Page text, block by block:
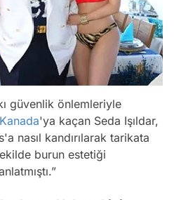
güvenlik önlemleriyle
Kanada'ya kaçan Seda Işıldar,
nasıl kandırılarak tarikata
burun estetiği